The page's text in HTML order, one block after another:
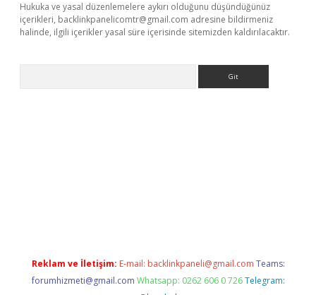
Hukuka ve yasal düzenlemelere aykırı olduğunu düşündüğünüz
içerikleri, backlinkpanelicomtr@gmail.com adresine bildirmeniz
halinde, ilgili içerikler yasal süre içerisinde sitemizden kaldırılacaktır.
Reklam ve İletişim: E-mail: backlinkpaneli@gmail.com Teams:
forumhizmeti@gmail.com Whatsapp: 0262 606 0 726 Telegram: